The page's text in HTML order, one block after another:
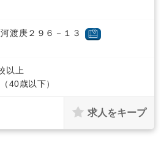
渡庚２９６－１３
以上
40歳以下）
求人をキープ